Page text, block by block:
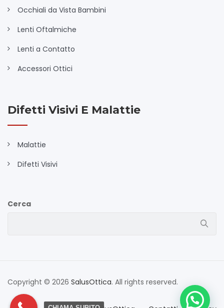
Occhiali da Vista Bambini
Lenti Oftalmiche
Lenti a Contatto
Accessori Ottici
Difetti Visivi E Malattie
Malattie
Difetti Visivi
Cerca
Copyright © 2026 SalusOttica. All rights reserved.